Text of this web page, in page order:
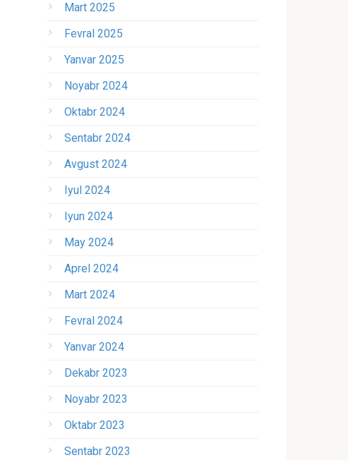
Mart 2025
Fevral 2025
Yanvar 2025
Noyabr 2024
Oktabr 2024
Sentabr 2024
Avgust 2024
Iyul 2024
Iyun 2024
May 2024
Aprel 2024
Mart 2024
Fevral 2024
Yanvar 2024
Dekabr 2023
Noyabr 2023
Oktabr 2023
Sentabr 2023